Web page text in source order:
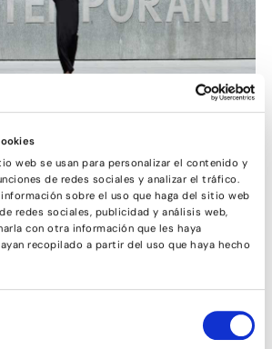
web se usan para personalizar el contenido y
de redes sociales y analizar el tráfico.
sobre el uso que haga del sitio web
redes sociales, publicidad y análisis web,
con otra información que les haya
recopilado a partir del uso que haya hecho
CONTEMPORÁNEO